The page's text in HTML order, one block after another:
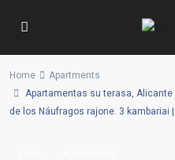
Home
Apartments
Apartamentas su terasa, Alicante
de los Náufragos rajone. 3 kambariai